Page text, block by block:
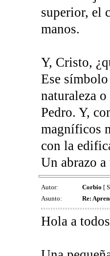
superior, el
manos.
Y, Cristo,
Ese
naturaleza
Pedro. Y,
magníficos
con la
Un abrazo a
Autor: Corbio [
Asunto:
Re:
Hola a todos